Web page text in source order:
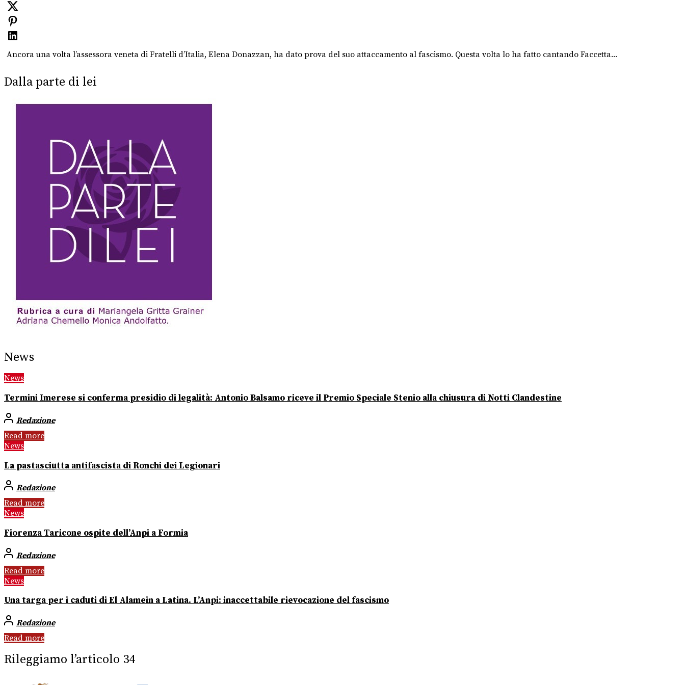
Ancora una volta l’assessora veneta di Fratelli d’Italia, Elena Donazzan, ha dato prova del suo attaccamento al fascismo. Questa volta lo ha fatto cantando Faccetta...
Dalla parte di lei
News
News
Termini Imerese si conferma presidio di legalità: Antonio Balsamo riceve il Premio Speciale Stenio alla chiusura di Notti Clandestine
Redazione
Read more
News
La pastasciutta antifascista di Ronchi dei Legionari
Redazione
Read more
News
Fiorenza Taricone ospite dell’Anpi a Formia
Redazione
Read more
News
Una targa per i caduti di El Alamein a Latina. L’Anpi: inaccettabile rievocazione del fascismo
Redazione
Read more
Rileggiamo l’articolo 34